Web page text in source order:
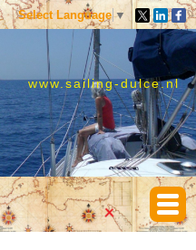
Select Language ▼
www.sailing-dulce.nl